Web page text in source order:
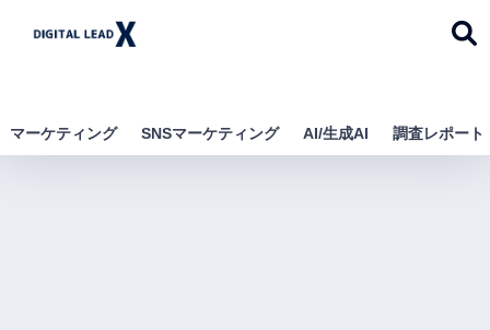
デジタルリードエック
マーケティング SNSマーケティング AI/生成AI 調査レポート